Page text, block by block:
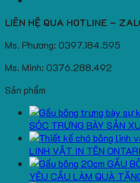
LIÊN HỆ QUA HOTLINE –
Ms. Phương: 0397.184.595
Ms. Minh: 0376.288.492
Sản phẩm
SÓC TRƯNG BÀY SẢN
LINH VẬT IN TÊN
GẤU
YÊU CẦU LÀM QUÀ